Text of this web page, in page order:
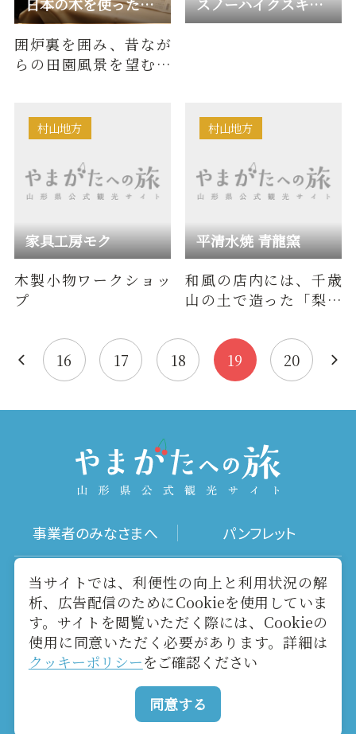
日本の木を使った箸づくり体験 One2 eco Design
囲炉裏を囲み、昔なが
らの田園風景を望む古
るアトリ…
スノーハイクスキーで巡る BEAUTIFUL ZAO.WINTER SUPERB VIEW
家具工房モク
村山地方
木製小物ワークショッ
プ
平清水焼 青龍窯
村山地方
和風の店内には、千歳
山の土で造った「梨青
花瓶、壺等が展示して
ありま…
16 17 18 19 20
事業者のみなさまへ パンフレット
写真ダウンロード 動画ギャラリー
お役立ちリンク 当サイトについて
メールマガジン お問い合わせ
Copyright yamagatakanko.com 2020-2026 All Rights
当サイトでは、利便性の向上と利用状況の解
析、広告配信のためにCookieを使用していま
す。サイトを閲覧いただく際には、Cookieの
使用に同意いただく必要があります。詳細は
クッキーポリシーをご確認ください
同意する